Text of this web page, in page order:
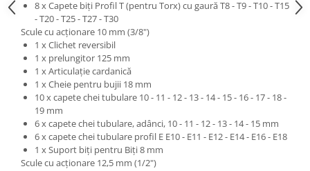
8 x Capete biţi Profil T (pentru Torx) cu gaură T8 - T9 - T10 - T15
- T20 - T25 - T27 - T30
Scule cu acţionare 10 mm (3/8")
1 x Clichet reversibil
1 x prelungitor 125 mm
1 x Articulaţie cardanică
1 x Cheie pentru bujii 18 mm
10 x capete chei tubulare 10 - 11 - 12 - 13 - 14 - 15 - 16 - 17 - 18 -
19 mm
6 x capete chei tubulare, adânci, 10 - 11 - 12 - 13 - 14 - 15 mm
6 x capete chei tubulare profil E E10 - E11 - E12 - E14 - E16 - E18
1 x Suport biţi pentru Biţi 8 mm
Scule cu acţionare 12,5 mm (1/2")